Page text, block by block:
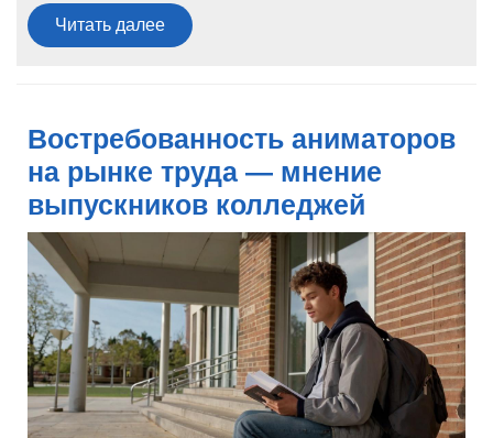
Читать далееЧитать
далее
Востребованность аниматоров
на рынке труда — мнение
выпускников колледжей